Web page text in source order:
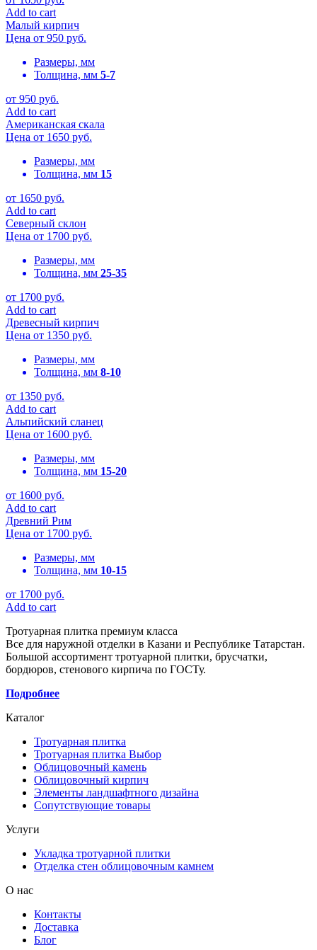
Add to cart
Малый кирпич
Цена от 950 руб.
Размеры, мм
Толщина, мм 5-7
от 950 руб.
Add to cart
Американская скала
Цена от 1650 руб.
Размеры, мм
Толщина, мм 15
от 1650 руб.
Add to cart
Северный склон
Цена от 1700 руб.
Размеры, мм
Толщина, мм 25-35
от 1700 руб.
Add to cart
Древесный кирпич
Цена от 1350 руб.
Размеры, мм
Толщина, мм 8-10
от 1350 руб.
Add to cart
Альпийский сланец
Цена от 1600 руб.
Размеры, мм
Толщина, мм 15-20
от 1600 руб.
Add to cart
Древний Рим
Цена от 1700 руб.
Размеры, мм
Толщина, мм 10-15
от 1700 руб.
Add to cart
Тротуарная плитка премиум класса
Все для наружной отделки в Казани и Республике Татарстан.
Большой ассортимент тротуарной плитки, брусчатки,
бордюров, стенового кирпича по ГОСТу.
Подробнее
Каталог
Тротуарная плитка
Тротуарная плитка Выбор
Облицовочный камень
Облицовочный кирпич
Элементы ландшафтного дизайна
Сопутствующие товары
Услуги
Укладка тротуарной плитки
Отделка стен облицовочным камнем
О нас
Контакты
Доставка
Блог